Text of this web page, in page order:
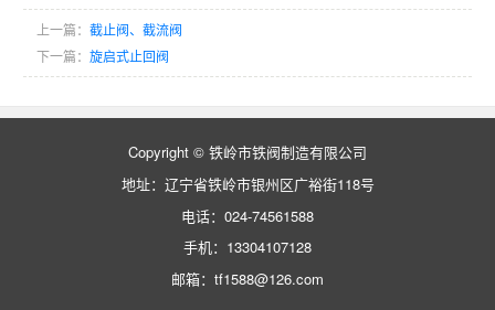
上一篇： 截止阀、截流阀
下一篇： 旋启式止回阀
Copyright © 铁岭市铁阀制造有限公司
地址：辽宁省铁岭市银州区广裕街118号
电话：024-74561588
手机：13304107128
邮箱：tf1588@126.com